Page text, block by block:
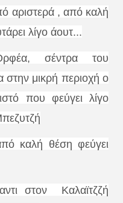
αριστερά , από καλή
λίγο άουτ...
σέντρα του
στην μικρή περιοχή ο
που φεύγει λίγο
καλή θέση φεύγει
στον Καλαϊτζζή